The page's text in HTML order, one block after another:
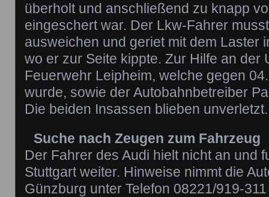
überholt und anschließend zu knapp
eingeschert war. Der Lkw-Fahrer
ausweichen und geriet mit dem Laster
wo er zur Seite kippte. Zur Hilfe an der
Feuerwehr Leipheim, welche gegen
wurde, sowie der Autobahnbetreiber
Die beiden Insassen blieben unverletzt.
Suche nach Zeugen zum Fahrzeug
Der Fahrer des Audi hielt nicht an und
Stuttgart weiter. Hinweise nimmt die
Günzburg unter Telefon 08221/919-